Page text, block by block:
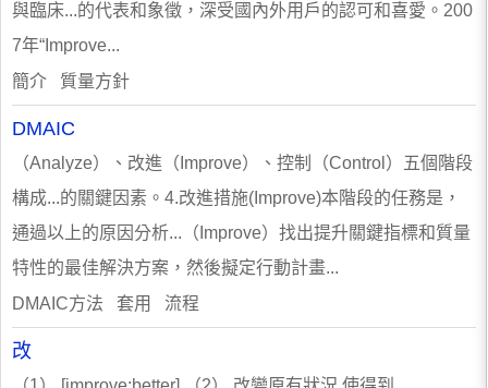
與臨床...的代表和象徵，深受國內外用戶的認可和喜愛。200
7年“Improve...
簡介 質量方針
DMAIC
（Analyze）、改進（Improve）、控制（Control）五個階段
構成...的關鍵因素。4.改進措施(Improve)本階段的任務是，
通過以上的原因分析...（Improve）找出提升關鍵指標和質量
特性的最佳解決方案，然後擬定行動計畫...
DMAIC方法 套用 流程
改